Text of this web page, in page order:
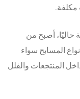
مكلفة.
حاليًا، أصبح من
المسابح سواء
المنتجعات والفلل